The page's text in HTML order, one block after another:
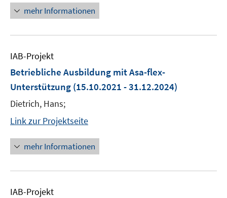
mehr Informationen
IAB-Projekt
Betriebliche Ausbildung mit Asa-flex-
Unterstützung (15.10.2021 - 31.12.2024)
Dietrich, Hans;
Link zur Projektseite
mehr Informationen
IAB-Projekt